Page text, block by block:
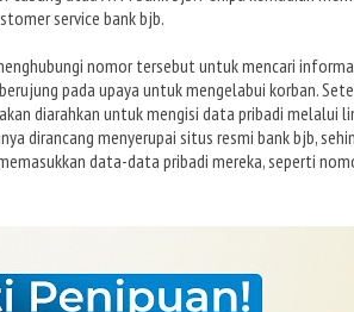
service bank bjb.
nomor tersebut untuk mencari
pada upaya untuk mengelabui korban.
diarahkan untuk mengisi data pribadi melalui
dirancang menyerupai situs resmi bank bjb,
data-data pribadi mereka, seperti